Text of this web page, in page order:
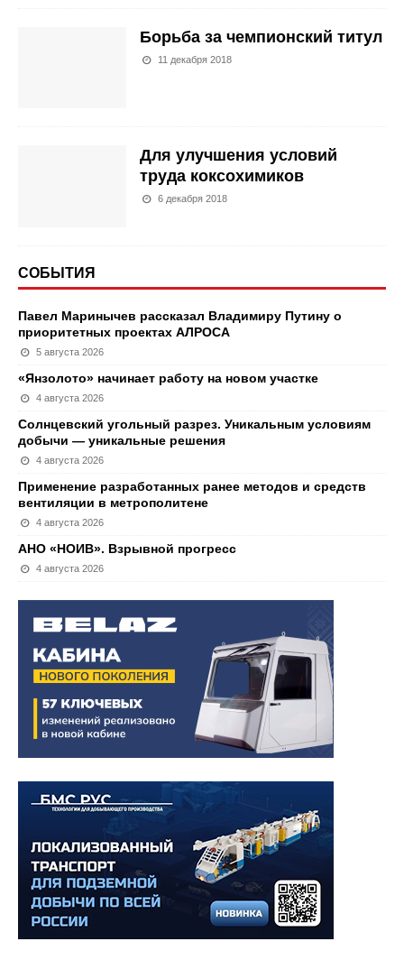
Борьба за чемпионский титул
11 декабря 2018
Для улучшения условий
труда коксохимиков
6 декабря 2018
СОБЫТИЯ
Павел Маринычев рассказал Владимиру Путину о
приоритетных проектах АЛРОСА
5 августа 2026
«Янзолото» начинает работу на новом участке
4 августа 2026
Солнцевский угольный разрез. Уникальным условиям
добычи — уникальные решения
4 августа 2026
Применение разработанных ранее методов и средств
вентиляции в метрополитене
4 августа 2026
АНО «НОИВ». Взрывной прогресс
4 августа 2026